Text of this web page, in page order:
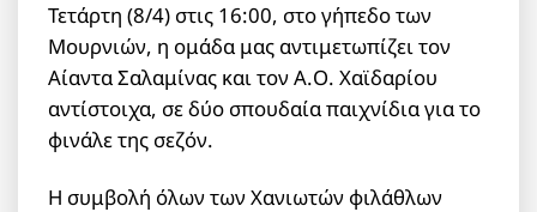
Τετάρτη (8/4) στις 16:00, στο γήπεδο των
Μουρνιών, η ομάδα μας αντιμετωπίζει τον
Αίαντα Σαλαμίνας και τον Α.Ο. Χαϊδαρίου
αντίστοιχα, σε δύο σπουδαία παιχνίδια για το
φινάλε της σεζόν.
Η συμβολή όλων των Χανιωτών φιλάθλων